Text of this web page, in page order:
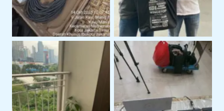
Layanan Support
Teknis Starlink di
Instalasi Starlink Gen 3
Untuk Koneksi Internet